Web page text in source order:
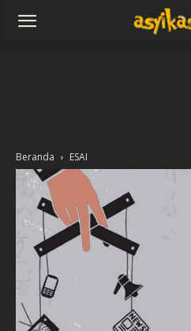
Beranda ESAI